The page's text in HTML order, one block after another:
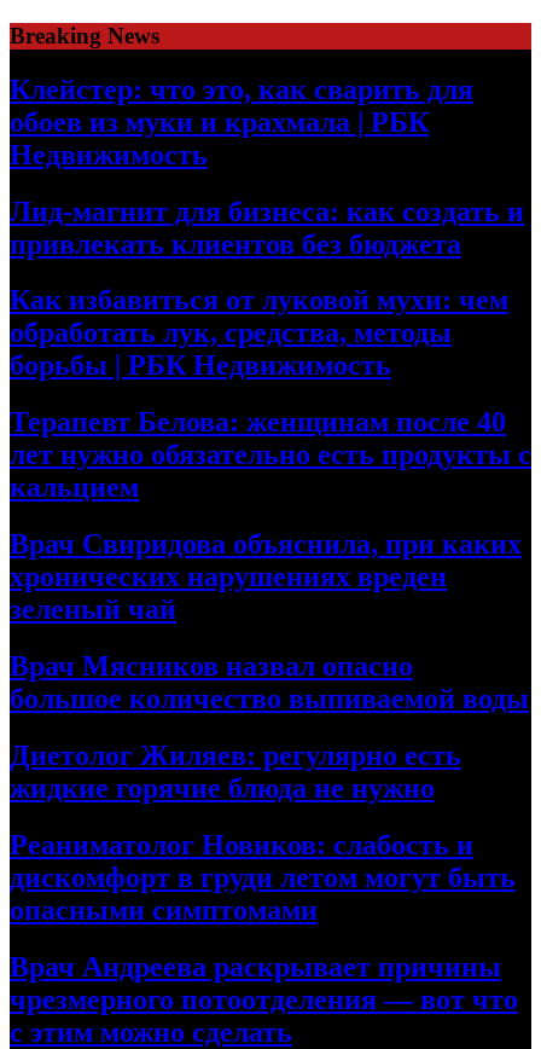
Skip
to
content
Breaking News
Клейстер: что это, как сварить для
обоев из муки и крахмала | РБК
Недвижимость
Лид-магнит для бизнеса: как создать и
привлекать клиентов без бюджета
Как избавиться от луковой мухи: чем
обработать лук, средства, методы
борьбы | РБК Недвижимость
Терапевт Белова: женщинам после 40
лет нужно обязательно есть продукты с
кальцием
Врач Свиридова объяснила, при каких
хронических нарушениях вреден
зеленый чай
Врач Мясников назвал опасно
большое количество выпиваемой воды
Диетолог Жиляев: регулярно есть
жидкие горячие блюда не нужно
Реаниматолог Новиков: слабость и
дискомфорт в груди летом могут быть
опасными симптомами
Врач Андреева раскрывает причины
чрезмерного потоотделения — вот что
с этим можно сделать